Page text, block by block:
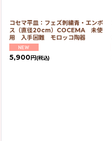
コセマ平皿：フェズ刺繍青・エンボ
ス（直径20cm）COCEMA 未使
用 入手困難 モロッコ陶器
5,900円(税込)